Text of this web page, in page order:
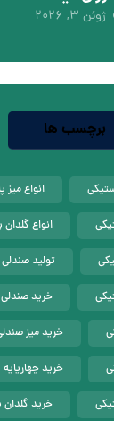
ژوئن ۳, ۲۰۲۶
برچسب ها
انواع میز
انواع
تولید
خرید
خرید میز
خرید
خرید گلدان